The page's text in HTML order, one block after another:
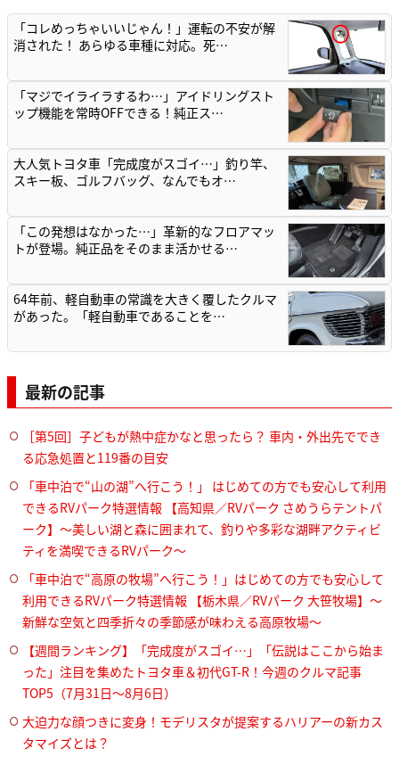
「コレめっちゃいいじゃん！」運転の不安が解
消された！ あらゆる車種に対応。死…
「マジでイライラするわ…」アイドリングスト
ップ機能を常時OFFできる！純正ス…
大人気トヨタ車「完成度がスゴイ…」釣り竿、
スキー板、ゴルフバッグ、なんでもオ…
「この発想はなかった…」革新的なフロアマッ
トが登場。純正品をそのまま活かせる…
64年前、軽自動車の常識を大きく覆したクルマ
があった。「軽自動車であることを…
最新の記事
［第5回］子どもが熱中症かなと思ったら？ 車内・外出先ででき
る応急処置と119番の目安
「車中泊で“山の湖”へ行こう！」 はじめての方でも安心して利用
できるRVパーク特選情報 【高知県／RVパーク さめうらテントパ
ーク】～美しい湖と森に囲まれて、釣りや多彩な湖畔アクティビ
ティを満喫できるRVパーク～
「車中泊で“高原の牧場”へ行こう！」はじめての方でも安心して
利用できるRVパーク特選情報 【栃木県／RVパーク 大笹牧場】～
新鮮な空気と四季折々の季節感が味わえる高原牧場～
【週間ランキング】「完成度がスゴイ…」「伝説はここから始ま
った」注目を集めたトヨタ車＆初代GT-R！今週のクルマ記事
TOP5（7月31日〜8月6日）
大迫力な顔つきに変身！モデリスタが提案するハリアーの新カス
タマイズとは？